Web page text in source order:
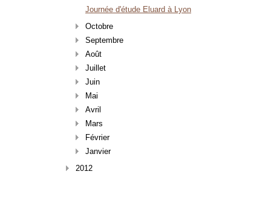
Journée d'étude Eluard à Lyon
Octobre
Septembre
Août
Juillet
Juin
Mai
Avril
Mars
Février
Janvier
2012